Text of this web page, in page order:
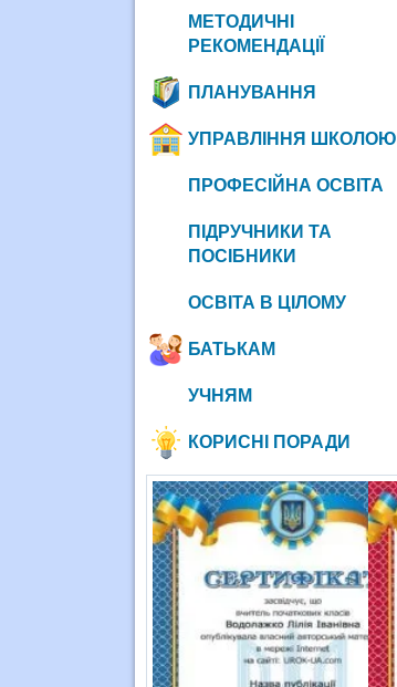
МЕТОДИЧНІ
РЕКОМЕНДАЦІЇ
ПЛАНУВАННЯ
УПРАВЛІННЯ ШКОЛОЮ
ПРОФЕСІЙНА ОСВІТА
ПІДРУЧНИКИ ТА
ПОСІБНИКИ
ОСВІТА В ЦІЛОМУ
БАТЬКАМ
УЧНЯМ
КОРИСНІ ПОРАДИ